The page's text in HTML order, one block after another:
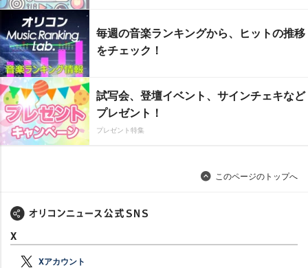
毎週の音楽ランキングから、ヒットの推移
をチェック！
試写会、登壇イベント、サインチェキなど
プレゼント！
プレゼント特集
このページのトップへ
X
Xアカウント